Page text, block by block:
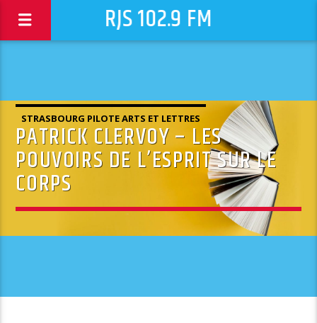
RJS 102.9 FM
STRASBOURG PILOTE ARTS ET LETTRES
PATRICK CLERVOY – LES
POUVOIRS DE L’ESPRIT SUR LE
CORPS